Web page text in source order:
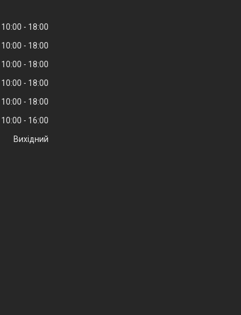
10:00
18:00
10:00
18:00
10:00
18:00
10:00
18:00
10:00
18:00
10:00
16:00
Вихідний